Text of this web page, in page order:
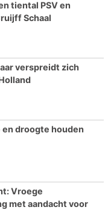
tiental PSV en
Schaal
verspreidt zich
droogte houden
Vroege
met aandacht voor